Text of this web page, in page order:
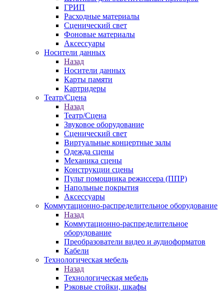
ГРИП
Расходные материалы
Сценический свет
Фоновые материалы
Аксессуары
Носители данных
Назад
Носители данных
Карты памяти
Картридеры
Театр/Сцена
Назад
Театр/Сцена
Звуковое оборудование
Сценический свет
Виртуальные концертные залы
Одежда сцены
Механика сцены
Конструкции сцены
Пульт помощника режиссера (ППР)
Напольные покрытия
Аксессуары
Коммутационно-распределительное оборудование
Назад
Коммутационно-распределительное
оборудование
Преобразователи видео и аудиоформатов
Кабели
Технологическая мебель
Назад
Технологическая мебель
Рэковые стойки, шкафы